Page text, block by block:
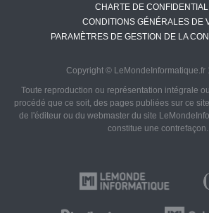
CHARTE DE
CONDITIONS GÉNÉRALES DE
PARAMÈTRES DE GESTION DE LA
Copyright © LeMondeInformatique.fr
Toute reproduction ou représentation intégrale
procédé que ce soit, des pages publiées sur ce
de l'éditeur ou du webmaster du site
constitue une contrefaçon.